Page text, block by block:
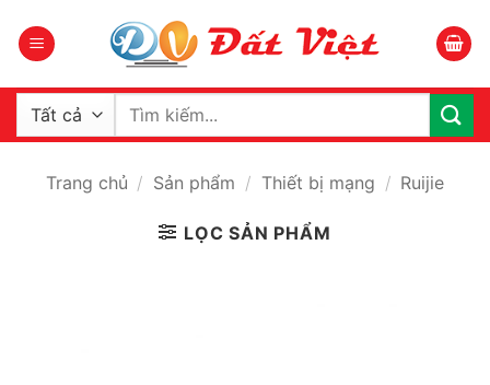
qua
dung
Tìm
Trang chủ / Sản phẩm / Thiết bị mạng / Ruijie
LỌC SẢN PHẨM